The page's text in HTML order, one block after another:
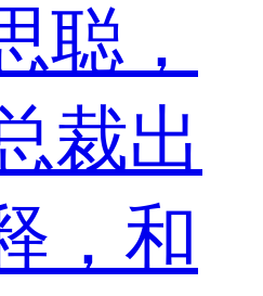
聪，
裁出
，和